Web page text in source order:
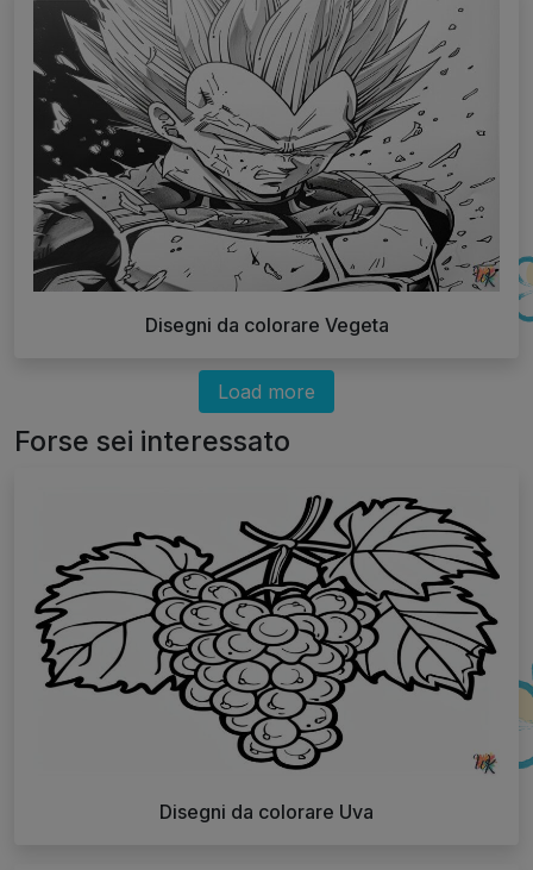
Disegni da colorare Vegeta
Load more
Forse sei interessato
Disegni da colorare Uva